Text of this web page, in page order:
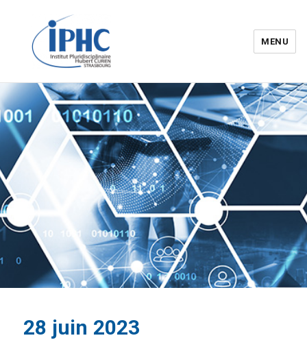
Institut pluridisciplinaire Hubert
Curien – IPHC
MENU
28 juin 2023